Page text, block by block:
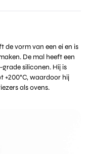
de vorm van een ei en is
De mal heeft een
siliconen. Hij is
+200°C, waardoor hij
als ovens.